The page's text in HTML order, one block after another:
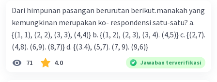
Dari himpunan pasangan berurutan berikut.manakah yang
kemungkinan merupakan ko- respondensi satu-satu? a.
{(1, 1), (2, 2), (3, 3), (4,4)} b. {(1, 2), (2, 3), (3, 4). (4,5)} c. {(2,7).
(4,8). (6,9). (8,7)} d. {(3.4), (5,7). (7, 9). (9,6)}
71 4.0 Jawaban terverifikasi